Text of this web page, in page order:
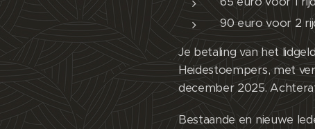
90 euro voor 2
Je betaling van het
Heidestoempers, met
december 2025.
Bestaande en nieuwe